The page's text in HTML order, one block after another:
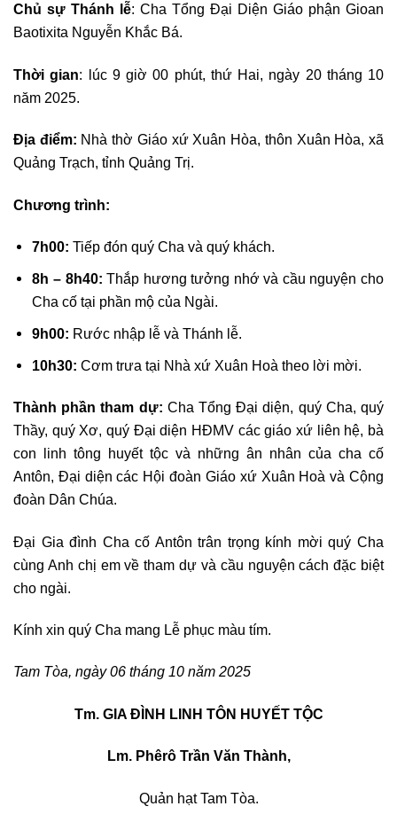
Chủ sự Thánh lễ: Cha Tổng Đại Diện Giáo phận Gioan
Baotixita Nguyễn Khắc Bá.
Thời gian: lúc 9 giờ 00 phút, thứ Hai, ngày 20 tháng 10
năm 2025.
Địa điểm: Nhà thờ Giáo xứ Xuân Hòa, thôn Xuân Hòa, xã
Quảng Trạch, tỉnh Quảng Trị.
Chương trình:
7h00: Tiếp đón quý Cha và quý khách.
8h – 8h40: Thắp hương tưởng nhớ và cầu nguyện cho
Cha cố tại phần mộ của Ngài.
9h00: Rước nhập lễ và Thánh lễ.
10h30: Cơm trưa tại Nhà xứ Xuân Hoà theo lời mời.
Thành phần tham dự: Cha Tổng Đại diện, quý Cha, quý
Thầy, quý Xơ, quý Đại diện HĐMV các giáo xứ liên hệ, bà
con linh tông huyết tộc và những ân nhân của cha cố
Antôn, Đại diện các Hội đoàn Giáo xứ Xuân Hoà và Cộng
đoàn Dân Chúa.
Đại Gia đình Cha cố Antôn trân trọng kính mời quý Cha
cùng Anh chị em về tham dự và cầu nguyện cách đặc biệt
cho ngài.
Kính xin quý Cha mang Lễ phục màu tím.
Tam Tòa, ngày 06 tháng 10 năm 2025
Tm. GIA ĐÌNH LINH TÔN HUYẾT TỘC
Lm. Phêrô Trần Văn Thành,
Quản hạt Tam Tòa.